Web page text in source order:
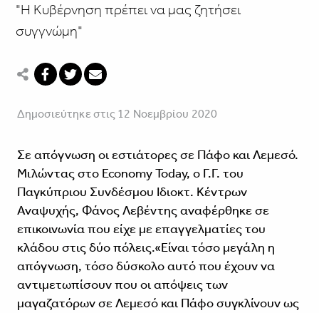
"Η Κυβέρνηση πρέπει να μας ζητήσει
συγγνώμη"
Δημοσιεύτηκε στις 12 Νοεμβρίου 2020
Σε απόγνωση οι εστιάτορες σε Πάφο και Λεμεσό.
Μιλώντας στο Economy Today, ο Γ.Γ. του
Παγκύπριου Συνδέσμου Ιδιοκτ. Κέντρων
Αναψυχής, Φάνος Λεβέντης αναφέρθηκε σε
επικοινωνία που είχε με επαγγελματίες του
κλάδου στις δύο πόλεις.«Είναι τόσο μεγάλη η
απόγνωση, τόσο δύσκολο αυτό που έχουν να
αντιμετωπίσουν που οι απόψεις των
μαγαζατόρων σε Λεμεσό και Πάφο συγκλίνουν ως